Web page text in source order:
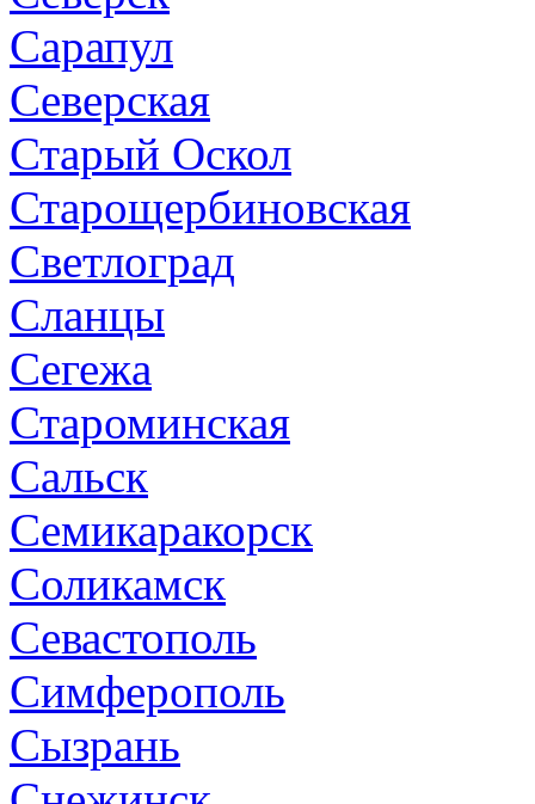
Сарапул
Северская
Старый Оскол
Старощербиновская
Светлоград
Сланцы
Сегежа
Староминская
Сальск
Семикаракорск
Соликамск
Севастополь
Симферополь
Сызрань